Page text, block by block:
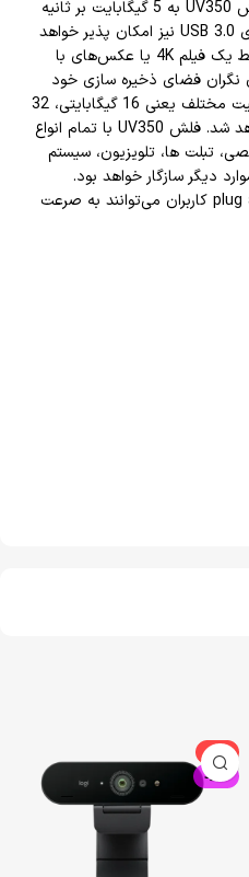
قابلیت USB 3.1، سرعت انتقال فلش UV350 به 5 گیگابایت بر ثانیه
خواهد رسید و اتصال به دستگاه‌های USB 3.0 نیز امکان پذیر خواهد
بود. باید اشاره کنیم که در زمان ضبط یک فیلم 4K یا عکس‌‌های با
نگران فضای ذخیره سازی خود
باشند زیرا این محصول در سه ظرفیت مختلف یعنی 16 گیگابایتی، 32
گیگابایتی و 64 گیگابایتی ارائه خواهد شد. فلش UV350 با تمام انواع
تبلت ها، تلویزیون، سیستم
دیگر سازگار خواهد بود.
همچنین با وجود قابلیت plug and play کاربران می‌توانند به صرعت
-5%
جدید